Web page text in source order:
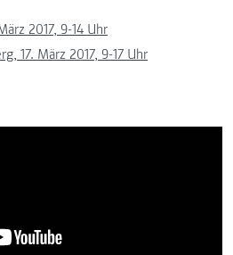
2017, 9-14 Uhr
17. März 2017, 9-17 Uhr